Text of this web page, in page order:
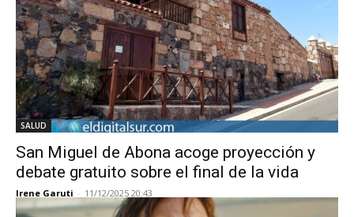
SALUD
San Miguel de Abona acoge proyección y
debate gratuito sobre el final de la vida
Irene Garuti - 11/12/2025 20:43